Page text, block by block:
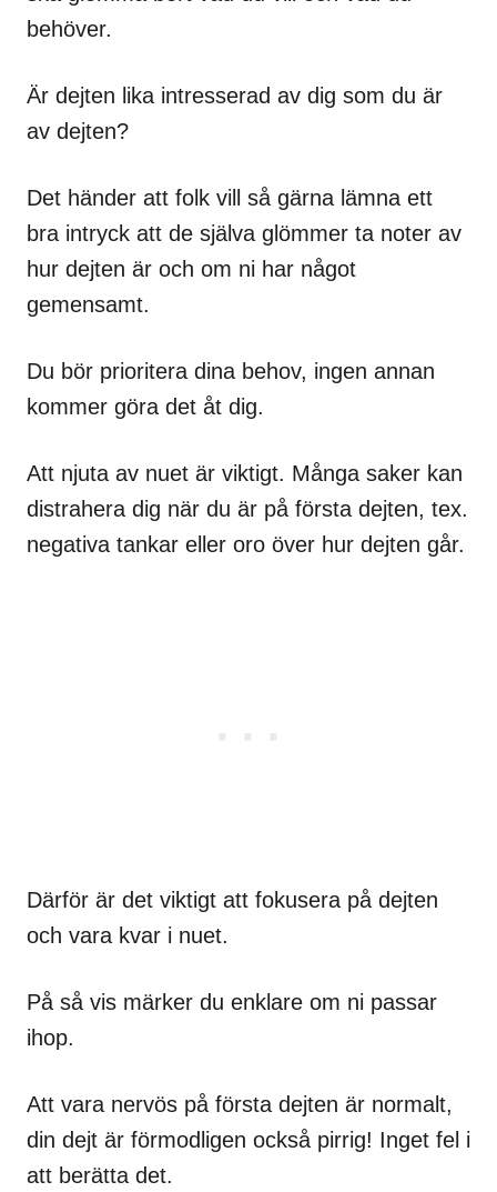
behöver.
Är dejten lika intresserad av dig som du är
av dejten?
Det händer att folk vill så gärna lämna ett
bra intryck att de själva glömmer ta noter av
hur dejten är och om ni har något
gemensamt.
Du bör prioritera dina behov, ingen annan
kommer göra det åt dig.
Att njuta av nuet är viktigt. Många saker kan
distrahera dig när du är på första dejten, tex.
negativa tankar eller oro över hur dejten går.
Därför är det viktigt att fokusera på dejten
och vara kvar i nuet.
På så vis märker du enklare om ni passar
ihop.
Att vara nervös på första dejten är normalt,
din dejt är förmodligen också pirrig! Inget fel i
att berätta det.